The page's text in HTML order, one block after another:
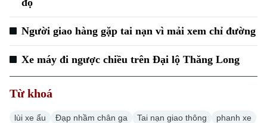
độ
Người giao hàng gặp tai nạn vì mải xem chỉ đường
Xe máy đi ngược chiều trên Đại lộ Thăng Long
Từ khoá
lùi xe ẩu Đạp nhầm chân ga Tai nạn giao thông phanh xe